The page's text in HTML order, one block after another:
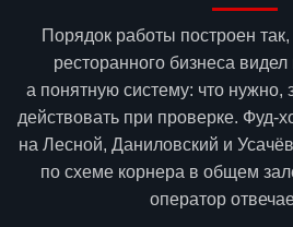
Порядок работы построен
ресторанного бизнеса
а понятную систему: что нужно,
действовать при проверке. Фуд-
на Лесной, Даниловский и
по схеме корнера в общем
оператор